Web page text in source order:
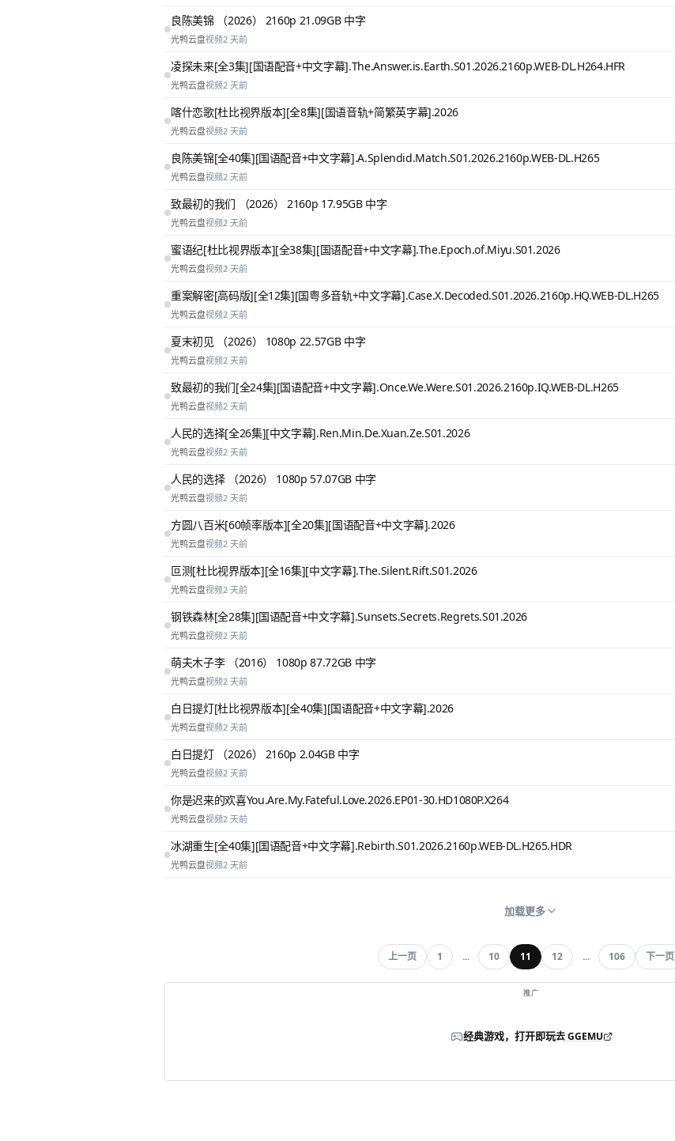
良陈美锦 （2026） 2160p 21.09GB 中字
光鸭云盘视频2 天前
凌探未来[全3集][国语配音+中文字幕].The.Answer.is.Earth.S01.2026.2160p.WEB-DL.H264.HFR
光鸭云盘视频2 天前
喀什恋歌[杜比视界版本][全8集][国语音轨+简繁英字幕].2026
光鸭云盘视频2 天前
良陈美锦[全40集][国语配音+中文字幕].A.Splendid.Match.S01.2026.2160p.WEB-DL.H265
光鸭云盘视频2 天前
致最初的我们 （2026） 2160p 17.95GB 中字
光鸭云盘视频2 天前
蜜语纪[杜比视界版本][全38集][国语配音+中文字幕].The.Epoch.of.Miyu.S01.2026
光鸭云盘视频2 天前
重案解密[高码版][全12集][国粤多音轨+中文字幕].Case.X.Decoded.S01.2026.2160p.HQ.WEB-DL.H265
光鸭云盘视频2 天前
夏末初见 （2026） 1080p 22.57GB 中字
光鸭云盘视频2 天前
致最初的我们[全24集][国语配音+中文字幕].Once.We.Were.S01.2026.2160p.IQ.WEB-DL.H265
光鸭云盘视频2 天前
人民的选择[全26集][中文字幕].Ren.Min.De.Xuan.Ze.S01.2026
光鸭云盘视频2 天前
人民的选择 （2026） 1080p 57.07GB 中字
光鸭云盘视频2 天前
方圆八百米[60帧率版本][全20集][国语配音+中文字幕].2026
光鸭云盘视频2 天前
叵测[杜比视界版本][全16集][中文字幕].The.Silent.Rift.S01.2026
光鸭云盘视频2 天前
钢铁森林[全28集][国语配音+中文字幕].Sunsets.Secrets.Regrets.S01.2026
光鸭云盘视频2 天前
萌夫木子李 （2016） 1080p 87.72GB 中字
光鸭云盘视频2 天前
白日提灯[杜比视界版本][全40集][国语配音+中文字幕].2026
光鸭云盘视频2 天前
白日提灯​ （2026） 2160p 2.04GB 中字
光鸭云盘视频2 天前
你是迟来的欢喜You.Are.My.Fateful.Love.2026.EP01-30.HD1080P.X264
光鸭云盘视频2 天前
冰湖重生[全40集][国语配音+中文字幕].Rebirth.S01.2026.2160p.WEB-DL.H265.HDR
光鸭云盘视频2 天前
加载更多
上一页 1 ... 10 11 12 ... 106 下一页
推广
经典游戏，打开即玩去 GGEMU